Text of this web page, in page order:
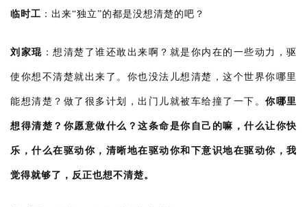
临时工 ： 出来“独立”的都是没想清楚的吧？
刘家琨 ： 想清楚了谁还敢出来啊？就是你内在的一些动力，驱
使你想不清楚就出来了。你也没法儿想清楚，这个世界你哪里
能想清楚？做了很多计划，出门儿就被车给撞了一下。 你哪里
想得清楚？你愿意做什么？这条命是你自己的嘛，什么让你快
乐，什么在驱动你，清晰地在驱动你和下意识地在驱动你，我
觉得就够了，反正也想不清楚。